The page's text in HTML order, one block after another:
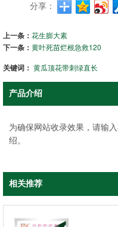
分享：
上一条： 花生膨大素
下一条： 黄叶死苗烂根急救120
关键词： 黄瓜顶花带刺绿直长
产品介绍
为确保网站收录效果，请输
绍。
相关推荐